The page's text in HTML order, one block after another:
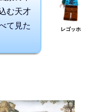
む天才
て見た
レゴッホ